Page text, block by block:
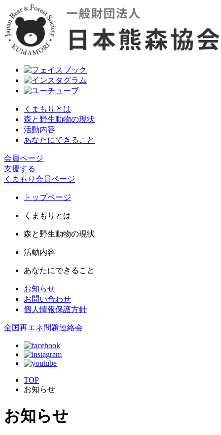
くまもりとは
森と野生動物の現状
活動内容
あなたにできること
会員ページ
支援する
くまもり会員ページ
トップページ
くまもりとは
森と野生動物の現状
活動内容
あなたにできること
お知らせ
お問い合わせ
個人情報保護方針
全国再エネ問題連絡会
TOP
お知らせ
お知らせ